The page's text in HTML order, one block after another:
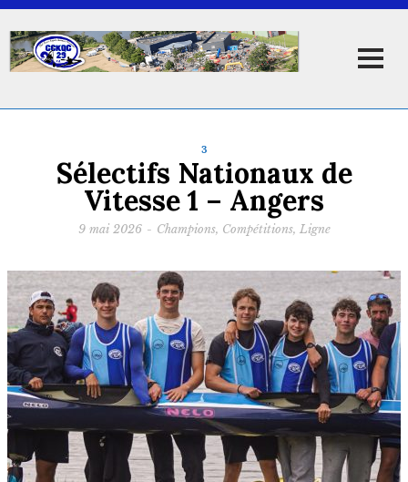
3
Sélectifs Nationaux de
Vitesse 1 – Angers
9 mai 2026 - Champions, Compétitions, Ligne